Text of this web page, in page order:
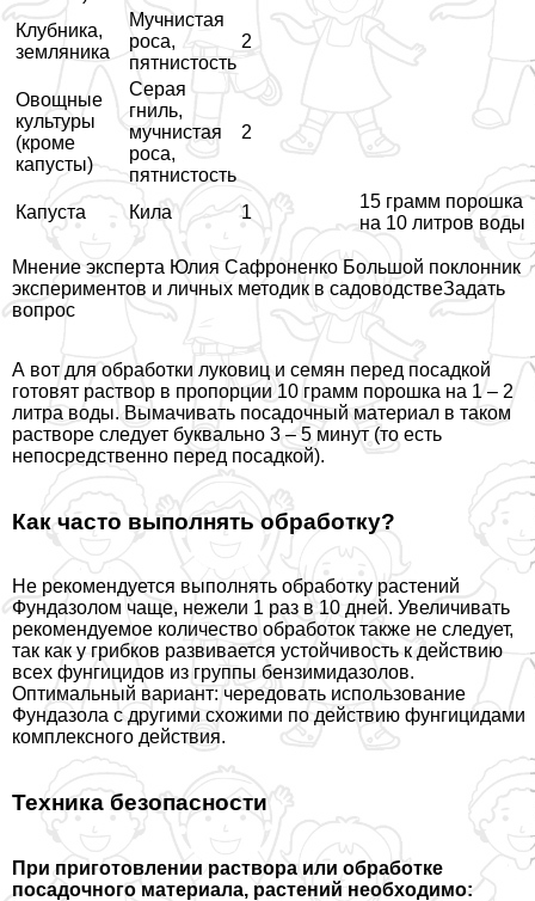
Клубника,
земляника
Мучнистая
роса,
пятнистость
2
Овощные
культуры
(кроме
капусты)
Серая
гниль,
мучнистая
роса,
пятнистость
2
Капуста Кила 1
15 грамм порошка
на 10 литров воды
Мнение эксперта Юлия Сафроненко Большой поклонник
экспериментов и личных методик в садоводствеЗадать
вопрос
А вот для обработки луковиц и семян перед посадкой
готовят раствор в пропорции 10 грамм порошка на 1 – 2
литра воды. Вымачивать посадочный материал в таком
растворе следует буквально 3 – 5 минут (то есть
непосредственно перед посадкой).
Как часто выполнять обработку?
Не рекомендуется выполнять обработку растений
Фундазолом чаще, нежели 1 раз в 10 дней. Увеличивать
рекомендуемое количество обработок также не следует,
так как у грибков развивается устойчивость к действию
всех фунгицидов из группы бензимидазолов.
Оптимальный вариант: чередовать использование
Фундазола с другими схожими по действию фунгицидами
комплексного действия.
Техника безопасности
При приготовлении раствора или обработке
посадочного материала, растений необходимо: